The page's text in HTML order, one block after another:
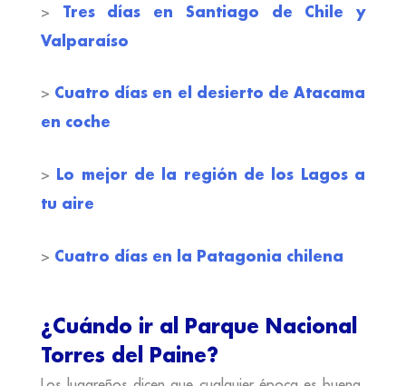
> Tres días en Santiago de Chile y
Valparaíso
> Cuatro días en el desierto de Atacama
en coche
> Lo mejor de la región de los Lagos a
tu aire
> Cuatro días en la Patagonia chilena
¿Cuándo ir al Parque Nacional
Torres del Paine?